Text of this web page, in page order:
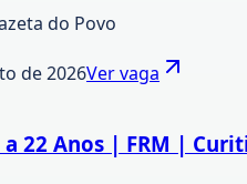
do Povo
de 2026Ver vaga
22 Anos | FRM |